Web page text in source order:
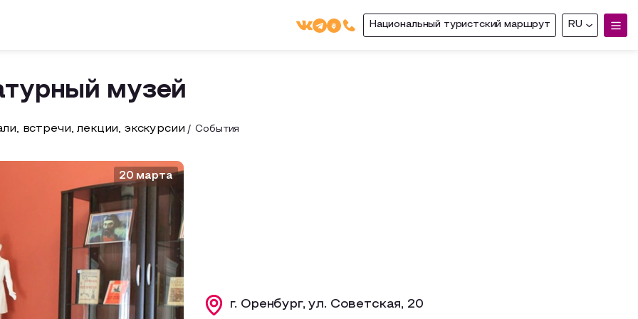
Национальный туристский маршрут RU
музей
встречи, лекции, экскурсии События
20 марта
г. Оренбург, ул. Советская, 20